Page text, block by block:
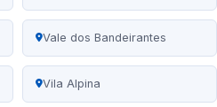
Vale dos Bandeirantes
Vila Alpina